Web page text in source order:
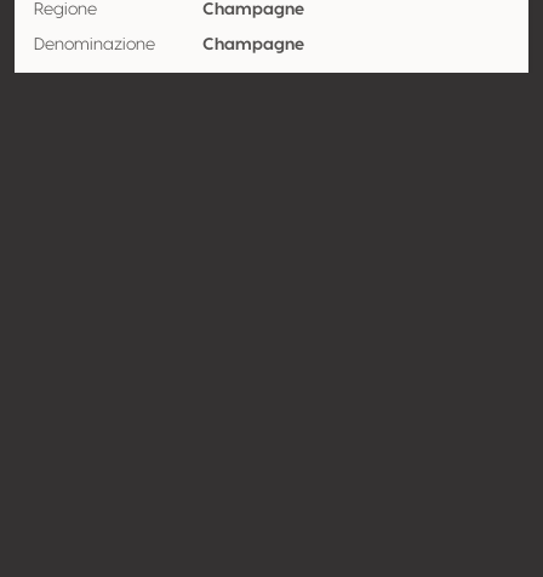
Regione Champagne
Denominazione Champagne